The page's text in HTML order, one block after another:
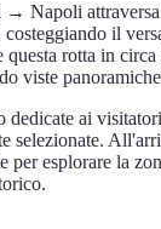
→ Napoli
il
questa rotta in
viste
dedicate ai
selezionate.
per esplorare la